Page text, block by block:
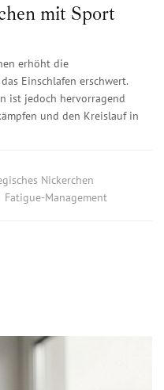
mit Sport
erhöht die
Einschlafen erschwert.
ist jedoch hervorragend
und den Kreislauf in
Nickerchen
Fatigue-Management